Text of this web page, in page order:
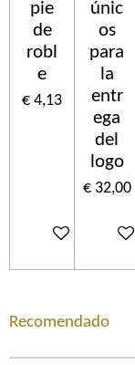
pie
de
robl
e
€ 4,13
In winkelwagen
únic
os
para
la
entr
ega
del
logo
€ 32,00
In
Recomendado